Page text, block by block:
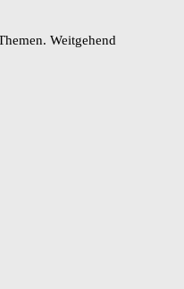
Weitgehend